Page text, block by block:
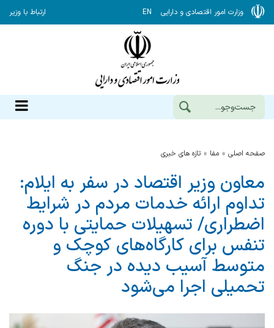
وزارت امور اقتصادی و دارایی EN ارتباط با وزیر
صفحه اصلی مفا تازه های خبری
معاون وزیر اقتصاد در سفر به ایلام:
تداوم ارائه خدمات مردم در شرایط
اضطراری/ تسهیلات حمایتی با دوره
تنفس برای کارگاه‌های کوچک و
متوسط آسیب دیده در جنگ
تحمیلی اجرا می‌شود